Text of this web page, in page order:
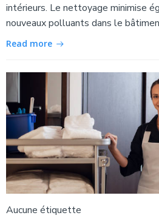
intérieurs. Le nettoyage minimise
nouveaux polluants dans le
Read more
Aucune étiquette